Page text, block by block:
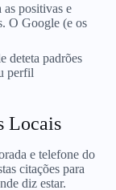
as positivas e
O Google (e os
deteta padrões
perfil
Locais
e telefone do
citações para
diz estar.